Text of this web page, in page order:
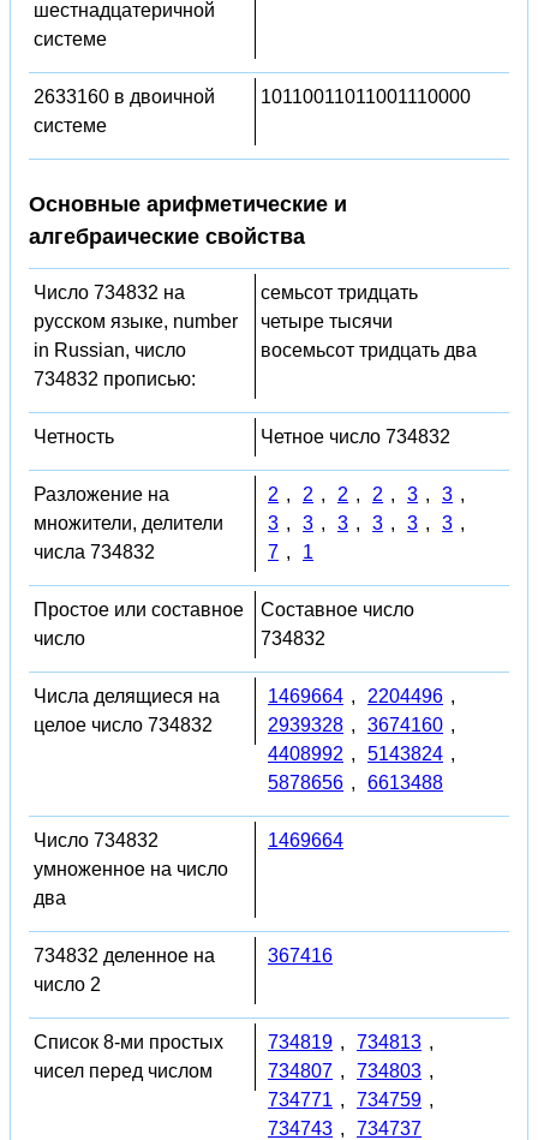
шестнадцатеричной
системе
2633160 в двоичной
системе
10110011011001110000
Основные арифметические и
алгебраические свойства
Число 734832 на
русском языке, number
in Russian, число
734832 прописью:
семьсот тридцать
четыре тысячи
восемьсот тридцать два
Четность Четное число 734832
Разложение на
множители, делители
числа 734832
2 , 2 , 2 , 2 , 3 , 3 ,
3 , 3 , 3 , 3 , 3 , 3 ,
7 , 1
Простое или составное
число
Составное число
734832
Числа делящиеся на
целое число 734832
1469664 , 2204496 ,
2939328 , 3674160 ,
4408992 , 5143824 ,
5878656 , 6613488
Число 734832
умноженное на число
два
1469664
734832 деленное на
число 2
367416
Список 8-ми простых
чисел перед числом
734819 , 734813 ,
734807 , 734803 ,
734771 , 734759 ,
734743 , 734737